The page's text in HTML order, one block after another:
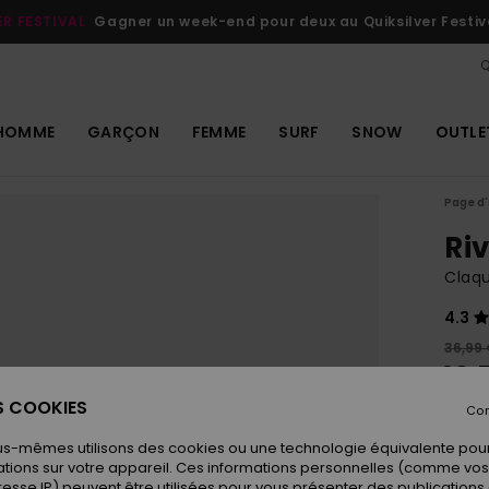
FESTIVAL Gagner un week-end pour deux au Quiksilver
GARÇON FEMME SURF SNOW
Page
4.3
36,99
COOKIES
mêmes utilisons des cookies ou une technologie équivalente
sur votre appareil. Ces informations personnelles (comme